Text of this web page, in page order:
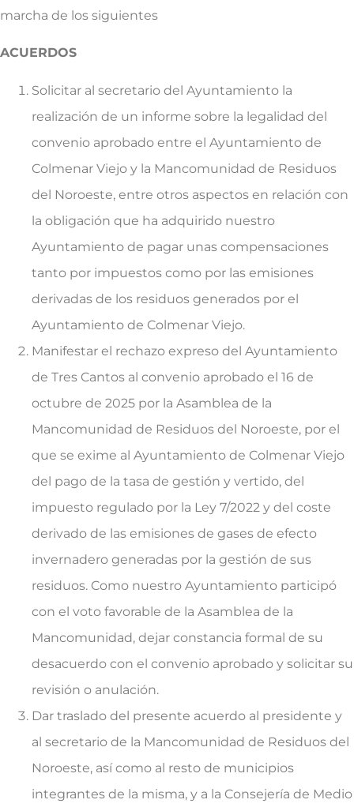
marcha de los siguientes
ACUERDOS
Solicitar al secretario del Ayuntamiento la
realización de un informe sobre la legalidad del
convenio aprobado entre el Ayuntamiento de
Colmenar Viejo y la Mancomunidad de Residuos
del Noroeste, entre otros aspectos en relación con
la obligación que ha adquirido nuestro
Ayuntamiento de pagar unas compensaciones
tanto por impuestos como por las emisiones
derivadas de los residuos generados por el
Ayuntamiento de Colmenar Viejo.
Manifestar el rechazo expreso del Ayuntamiento
de Tres Cantos al convenio aprobado el 16 de
octubre de 2025 por la Asamblea de la
Mancomunidad de Residuos del Noroeste, por el
que se exime al Ayuntamiento de Colmenar Viejo
del pago de la tasa de gestión y vertido, del
impuesto regulado por la Ley 7/2022 y del coste
derivado de las emisiones de gases de efecto
invernadero generadas por la gestión de sus
residuos. Como nuestro Ayuntamiento participó
con el voto favorable de la Asamblea de la
Mancomunidad, dejar constancia formal de su
desacuerdo con el convenio aprobado y solicitar su
revisión o anulación.
Dar traslado del presente acuerdo al presidente y
al secretario de la Mancomunidad de Residuos del
Noroeste, así como al resto de municipios
integrantes de la misma, y a la Consejería de Medio